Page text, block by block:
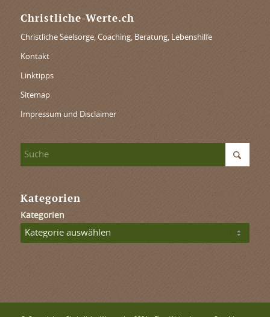
Christliche-Werte.ch
Christliche Seelsorge, Coaching, Beratung, Lebenshilfe
Kontakt
Linktipps
Sitemap
Impressum und Disclaimer
Kategorien
Kategorien